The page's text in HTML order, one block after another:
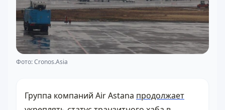
Фото: Cronos.Asia
Группа компаний Air Astana продолжает